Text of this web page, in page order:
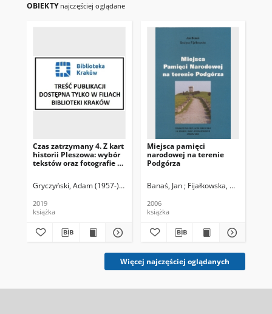
OBIEKTY najczęściej oglądane
Czas zatrzymany 4. Z kart
historii Pleszowa: wybór
tekstów oraz fotografie z
Gryczyński.
Gryczyński, Adam (1957-) Red.
2019
książka
Miejsca pamięci
narodowej na terenie
Podgórza
Banaś, Jan ; Fijałkowska, Grażyna
2006
książka
Więcej najczęściej oglądanych